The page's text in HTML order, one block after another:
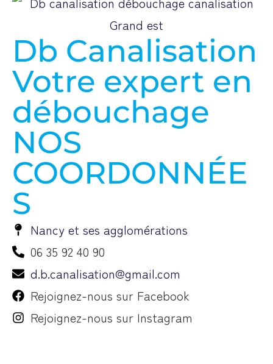
Db Canalisation
Votre expert en
débouchage
NOS
COORDONNÉE
S
d.b.canalisation@gmail.com
Rejoignez-nous sur Facebook
Rejoignez-nous sur Instagram